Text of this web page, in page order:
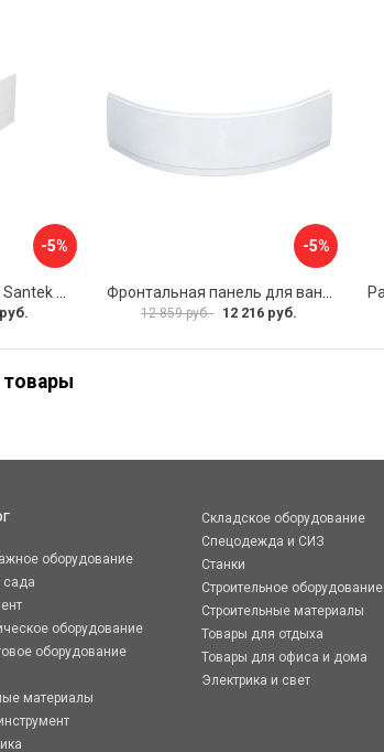
-5% -5%
12 859 руб. 12 216 руб.
оборудование
сада
оборудование
оборудование
материалы
Складское оборудование
Спецодежда и СИЗ
Станки
Строительное оборудование
Строительные материалы
Товары для отдыха
Товары для офиса и дома
Электрика и свет